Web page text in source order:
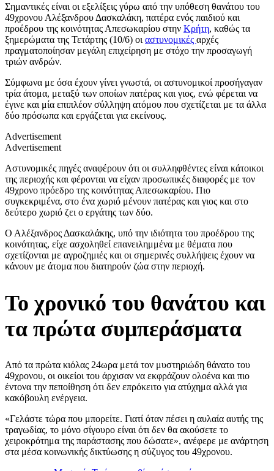
Σημαντικές είναι οι εξελίξεις γύρω από την υπόθεση θανάτου του
49χρονου Αλέξανδρου Δασκαλάκη, πατέρα ενός παιδιού και
προέδρου της κοινότητας Απεσωκαρίου στην Κρήτη, καθώς τα
ξημερώματα της Τετάρτης (10/6) οι αστυνομικές αρχές
πραγματοποίησαν μεγάλη επιχείρηση με στόχο την προσαγωγή
τριών ανδρών.
Σύμφωνα με όσα έχουν γίνει γνωστά, οι αστυνομικοί προσήγαγαν
τρία άτομα, μεταξύ των οποίων πατέρας και γιος, ενώ φέρεται να
έγινε και μία επιπλέον σύλληψη ατόμου που σχετίζεται με τα άλλα
δύο πρόσωπα και εργάζεται για εκείνους.
Advertisement
Advertisement
Αστυνομικές πηγές αναφέρουν ότι οι συλληφθέντες είναι κάτοικοι
της περιοχής και φέρονται να είχαν προσωπικές διαφορές με τον
49χρονο πρόεδρο της κοινότητας Απεσωκαρίου. Πιο
συγκεκριμένα, στο ένα χωριό μένουν πατέρας και γιος και στο
δεύτερο χωριό ζει ο εργάτης των δύο.
Ο Αλέξανδρος Δασκαλάκης, υπό την ιδιότητα του προέδρου της
κοινότητας, είχε ασχοληθεί επανειλημμένα με θέματα που
σχετίζονται με αγροζημιές και οι σημερινές συλλήψεις έχουν να
κάνουν με άτομα που διατηρούν ζώα στην περιοχή.
Το χρονικό του θανάτου και
τα πρώτα συμπεράσματα
Από τα πρώτα κιόλας 24ωρα μετά τον μυστηριώδη θάνατο του
49χρονου, οι οικείοι του άρχισαν να εκφράζουν ολοένα και πιο
έντονα την πεποίθηση ότι δεν επρόκειτο για ατύχημα αλλά για
κακόβουλη ενέργεια.
«Γελάστε τώρα που μπορείτε. Γιατί όταν πέσει η αυλαία αυτής της
τραγωδίας, το μόνο σίγουρο είναι ότι δεν θα ακούσετε το
χειροκρότημα της παράστασης που δώσατε», ανέφερε με ανάρτηση
στα μέσα κοινωνικής δικτύωσης η σύζυγος του 49χρονου.